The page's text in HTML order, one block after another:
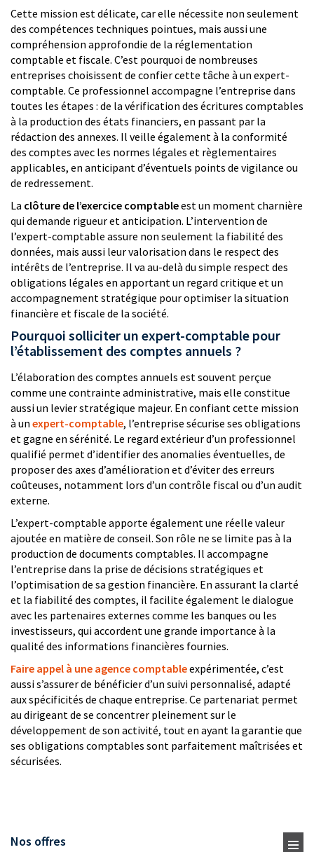
Cette mission est délicate, car elle nécessite non seulement
des compétences techniques pointues, mais aussi une
compréhension approfondie de la réglementation
comptable et fiscale. C’est pourquoi de nombreuses
entreprises choisissent de confier cette tâche à un expert-
comptable. Ce professionnel accompagne l’entreprise dans
toutes les étapes : de la vérification des écritures comptables
à la production des états financiers, en passant par la
rédaction des annexes. Il veille également à la conformité
des comptes avec les normes légales et règlementaires
applicables, en anticipant d’éventuels points de vigilance ou
de redressement.
La clôture de l’exercice comptableest un moment charnière
qui demande rigueur et anticipation. L’intervention de
l’expert-comptable assure non seulement la fiabilité des
données, mais aussi leur valorisation dans le respect des
intérêts de l’entreprise. Il va au-delà du simple respect des
obligations légales en apportant un regard critique et un
accompagnement stratégique pour optimiser la situation
financière et fiscale de la société.
Pourquoi solliciter un expert-comptable pour
l’établissement des comptes annuels ?
L’élaboration des comptes annuels est souvent perçue
comme une contrainte administrative, mais elle constitue
aussi un levier stratégique majeur. En confiant cette mission
à un expert-comptable, l’entreprise sécurise ses obligations
et gagne en sérénité. Le regard extérieur d’un professionnel
qualifié permet d’identifier des anomalies éventuelles, de
proposer des axes d’amélioration et d’éviter des erreurs
coûteuses, notamment lors d’un contrôle fiscal ou d’un audit
externe.
L’expert-comptable apporte également une réelle valeur
ajoutée en matière de conseil. Son rôle ne se limite pas à la
production de documents comptables. Il accompagne
l’entreprise dans la prise de décisions stratégiques et
l’optimisation de sa gestion financière. En assurant la clarté
et la fiabilité des comptes, il facilite également le dialogue
avec les partenaires externes comme les banques ou les
investisseurs, qui accordent une grande importance à la
qualité des informations financières fournies.
Faire appel à une agence comptableexpérimentée, c’est
aussi s’assurer de bénéficier d’un suivi personnalisé, adapté
aux spécificités de chaque entreprise. Ce partenariat permet
au dirigeant de se concentrer pleinement sur le
développement de son activité, tout en ayant la garantie que
ses obligations comptables sont parfaitement maîtrisées et
sécurisées.
Nos offres